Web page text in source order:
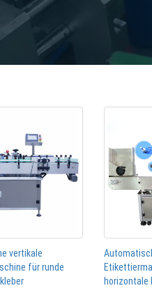
vertikale
für runde
horizontale